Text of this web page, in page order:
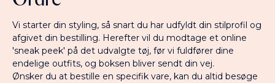
Vi starter din styling, så snart du har udfyldt din stilprofil og
afgivet din bestilling. Herefter vil du modtage et online
'sneak peek' på det udvalgte tøj, før vi fuldfører dine
endelige outfits, og boksen bliver sendt din vej.
Ønsker du at bestille en specifik vare, kan du altid besøge